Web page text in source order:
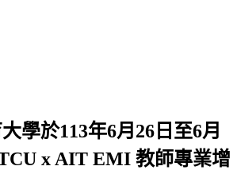
學於113年6月26日至6月
x AIT EMI 教師專業增